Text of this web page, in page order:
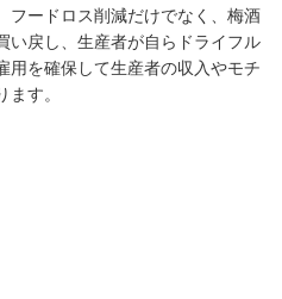
フードロス削減だけでなく、梅酒
い戻し、生産者が自らドライフル
用を確保して生産者の収入やモチ
す。